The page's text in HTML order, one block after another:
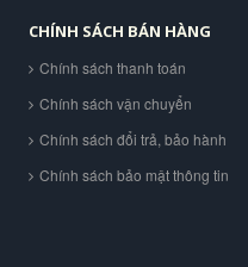
CHÍNH SÁCH BÁN HÀNG
Chính sách thanh toán
Chính sách vận chuyển
Chính sách đổi trả, bảo hành
Chính sách bảo mật thông tin